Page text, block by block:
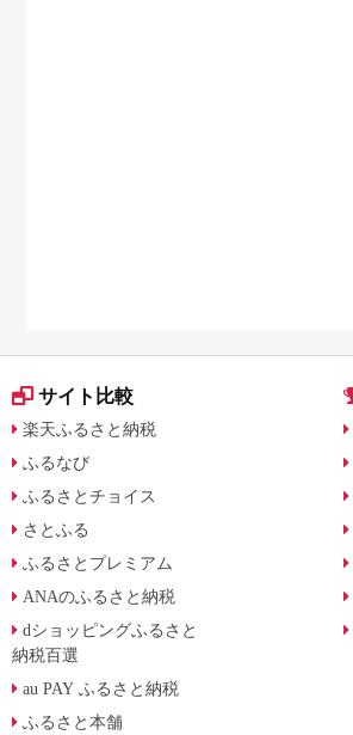
サイト比較
楽天ふるさと納税
ふるなび
ふるさとチョイス
さとふる
ふるさとプレミアム
ANAのふるさと納税
dショッピングふるさと
納税百選
au PAY ふるさと納税
ふるさと本舗